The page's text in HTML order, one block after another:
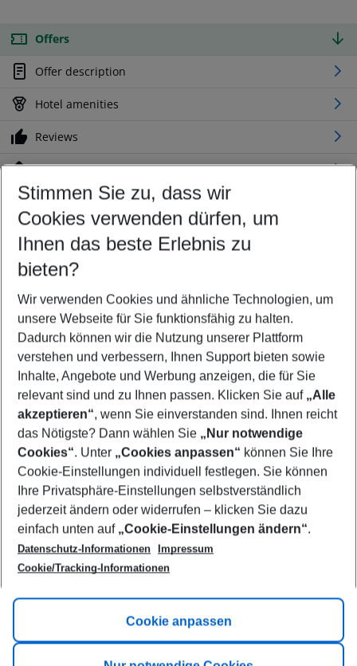
Offers
Offer description
Hotel amenities
Reviews
Location
Customize your offer
Find the perfect deal which suits your best
Your departure airport
Any airport
Select your date range
11/08/26–09/08/27 5-8 nights
Who will travel
2 adults No children
Show more filter
Footer
Footer navigation
Title A
Link A
Stimmen Sie zu, dass wir
Cookies verwenden dürfen, um
Ihnen das beste Erlebnis zu
bieten?
Wir verwenden Cookies und ähnliche Technologien, um
unsere Webseite für Sie funktionsfähig zu halten.
Dadurch können wir die Nutzung unserer Plattform
verstehen und verbessern, Ihnen Support bieten sowie
Inhalte, Angebote und Werbung anzeigen, die für Sie
relevant sind und zu Ihnen passen. Klicken Sie auf „Alle
akzeptieren“, wenn Sie einverstanden sind. Ihnen reicht
das Nötigste? Dann wählen Sie „Nur notwendige
Cookies“. Unter „Cookies anpassen“ können Sie Ihre
Cookie-Einstellungen individuell festlegen. Sie können
Ihre Privatsphäre-Einstellungen selbstverständlich
jederzeit ändern oder widerrufen – klicken Sie dazu
einfach unten auf „Cookie-Einstellungen ändern“.
Datenschutz-Informationen
Impressum
Cookie/Tracking-Informationen
Cookie anpassen